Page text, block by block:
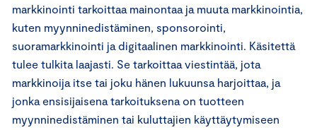
markkinointi tarkoittaa mainontaa ja muuta markkinointia,
kuten myynninedistäminen, sponsorointi,
suoramarkkinointi ja digitaalinen markkinointi. Käsitettä
tulee tulkita laajasti. Se tarkoittaa viestintää, jota
markkinoija itse tai joku hänen lukuunsa harjoittaa, ja
jonka ensisijaisena tarkoituksena on tuotteen
myynninedistäminen tai kuluttajien käyttäytymiseen